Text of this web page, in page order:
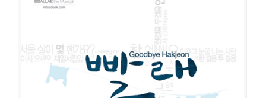
정문성
조민정양미경 김아영 김희창 한우열김지훈 최영우 이태오
우윤구